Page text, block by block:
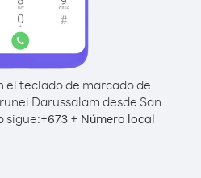
el teclado de marcado de
Darussalam desde San
sigue:+673+ Número local